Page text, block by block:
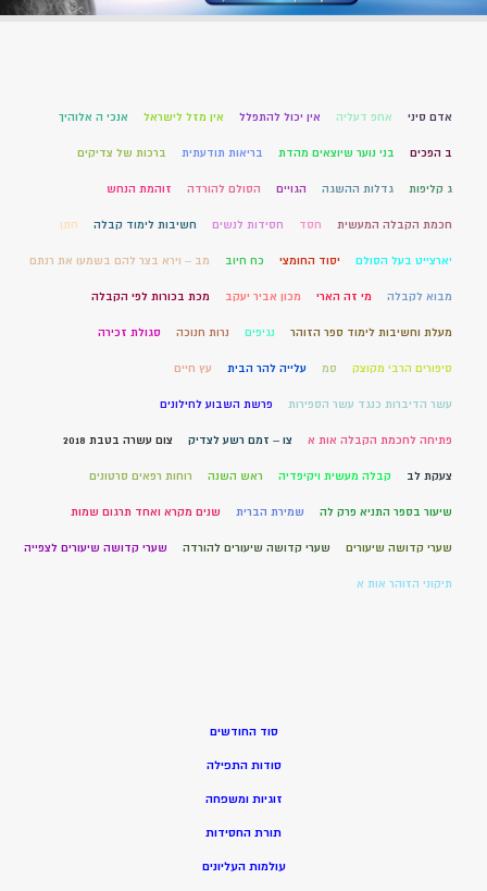
אדם סיני אחפ דעליה אין יכול להתפלל אין מזל לישראל אנכי ה אלוהיך
ב הפכים בני נוער שיוצאים מהדת בריאות תודעתית ברכות של צדיקים
ג קליפות גדלות ההשגה הגויים הסולם להורדה זוהמת הנחש
חכמת הקבלה המעשית חסד חסידות לנשים חשיבות לימוד קבלה חתן
יארצייט בעל הסולם יסוד החומצי כח חיוב מב – וירא בצר להם בשמעו את רנתם
מבוא לקבלה מי זה הארי מכון אביר יעקב מכת בכורות לפי הקבלה
מעלת וחשיבות לימוד ספר הזוהר נגיפים נרות חנוכה סגולת זכירה
סיפורים הרבי מקוצק סמ עלייה להר הבית עץ חיים
עשר הדיברות כנגד עשר הספירות פרשת השבוע לחילונים
פתיחה לחכמת הקבלה אות א צו – זמם רשע לצדיק צום עשרה בטבת 2018
צעקת לב קבלה מעשית ויקיפדיה ראש השנה רוחות רפאים סרטונים
שיעור בספר התניא פרק לה שמירת הברית שנים מקרא ואחד תרגום שמות
שערי קדושה שיעורים שערי קדושה שיעורים להורדה שערי קדושה שיעורים לצפייה
תיקוני הזוהר אות א
סוד החודשים
סודות התפילה
זוגיות ומשפחה
תורת החסידות
עולמות העליונים